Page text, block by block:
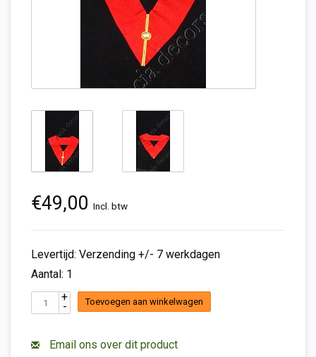
€49,00 Incl. btw
Levertijd: Verzending +/- 7 werkdagen
Aantal: 1
+
- Toevoegen aan winkelwagen
Email ons over dit product